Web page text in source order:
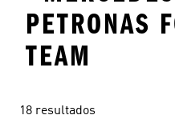
PETRONAS
TEAM
18 resultados